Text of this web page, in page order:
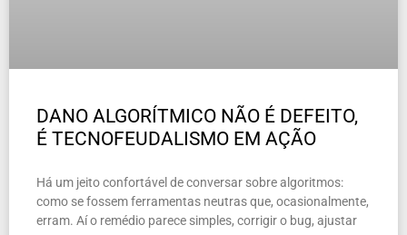
DANO ALGORÍTMICO NÃO É DEFEITO,
É TECNOFEUDALISMO EM AÇÃO
Há um jeito confortável de conversar sobre algoritmos:
como se fossem ferramentas neutras que, ocasionalmente,
erram. Aí o remédio parece simples, corrigir o bug, ajustar